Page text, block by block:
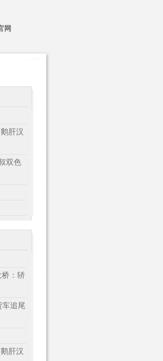
网
肝汉
双色
桥：轿
车追尾
肝汉